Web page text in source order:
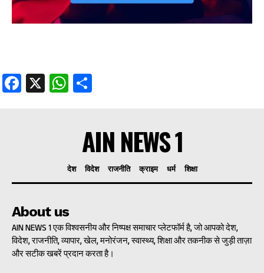
Facebook
X WhatsApp
AIN NEWS 1
देश विदेश राजनीति क्राइम धर्म शिक्षा
About us
AIN NEWS 1 एक विश्वसनीय और निष्पक्ष समाचार प्लेटफॉर्म है, जो आपको देश,
विदेश, राजनीति, व्यापार, खेल, मनोरंजन, स्वास्थ्य, शिक्षा और तकनीक से जुड़ी ताज़ा
और सटीक खबरें प्रदान करता है।